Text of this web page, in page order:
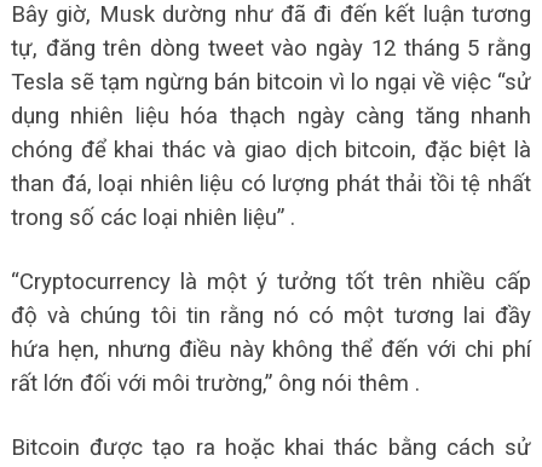
Bây giờ, Musk dường như đã đi đến kết luận tương
tự, đăng trên dòng tweet vào ngày 12 tháng 5 rằng
Tesla sẽ tạm ngừng bán bitcoin vì lo ngại về việc “sử
dụng nhiên liệu hóa thạch ngày càng tăng nhanh
chóng để khai thác và giao dịch bitcoin, đặc biệt là
than đá, loại nhiên liệu có lượng phát thải tồi tệ nhất
trong số các loại nhiên liệu” .
“Cryptocurrency là một ý tưởng tốt trên nhiều cấp
độ và chúng tôi tin rằng nó có một tương lai đầy
hứa hẹn, nhưng điều này không thể đến với chi phí
rất lớn đối với môi trường,” ông nói thêm .
Bitcoin được tạo ra hoặc khai thác bằng cách sử